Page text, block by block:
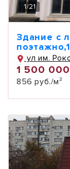
1/21
Здание с
ул им.
1 500
856 руб./м²